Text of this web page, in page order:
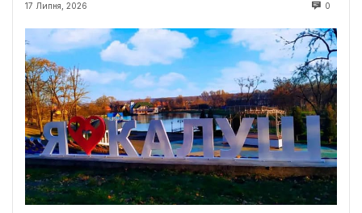
17 Липня, 2026 0